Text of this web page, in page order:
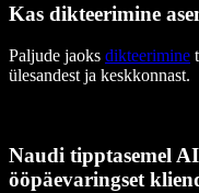
Kas dikteerimine
Paljude jaoks dikteerimine
ülesandest ja keskkonnast.
Naudi tipptasemel
ööpäevaringset